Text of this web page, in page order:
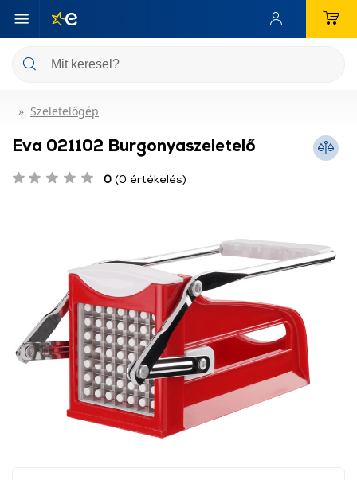
Szeletelőgép
Eva 021102 Burgonyaszeletelő
0 (0 értékelés)